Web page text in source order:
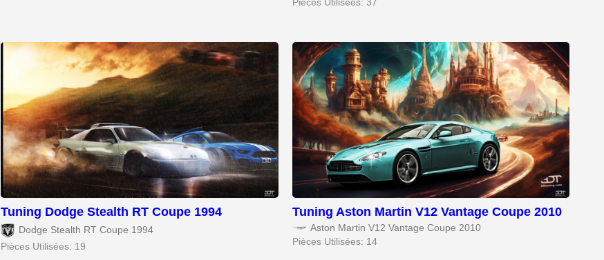
Pièces Utilisées: 37
Tuning Dodge Stealth RT Coupe 1994
Dodge Stealth RT Coupe 1994
Pièces Utilisées: 19
Tuning Aston Martin V12 Vantage Coupe 2010
Aston Martin V12 Vantage Coupe 2010
Pièces Utilisées: 14